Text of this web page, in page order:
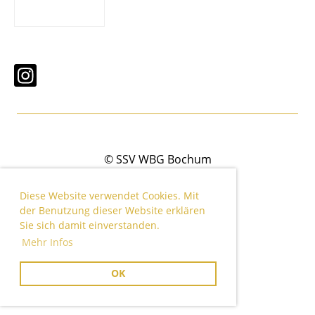
Diese Website verwendet Cookies. Mit
der Benutzung dieser Website erklären
Sie sich damit einverstanden.
Mehr Infos
OK
© SSV WBG Bochum